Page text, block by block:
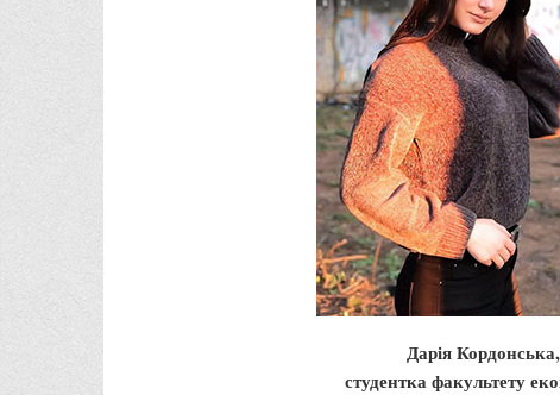
Дарія Кордонська,
студентка факультету